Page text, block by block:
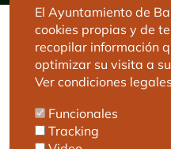
El Ayuntamiento de
cookies propias y de
recopilar información
optimizar su visita a
Ver condiciones
Funcionales
Tracking
CONTACTO
Basauri le atiende
Cita previa